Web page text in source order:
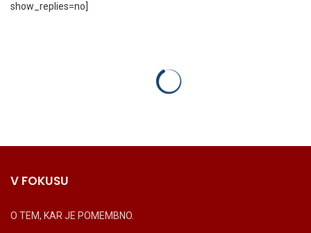
show_replies=no]
V FOKUSU
O TEM, KAR JE POMEMBNO.